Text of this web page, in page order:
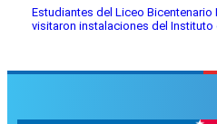
Estudiantes del Liceo
visitaron instalaciones del Instituto